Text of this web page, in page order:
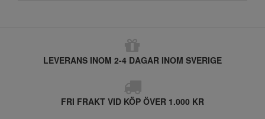
LEVERANS INOM 2-4 DAGAR INOM SVERIGE
FRI FRAKT VID KÖP ÖVER 1.000 KR